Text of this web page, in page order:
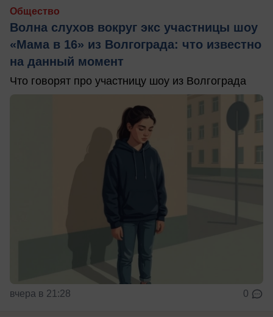
Общество
Волна слухов вокруг экс участницы шоу
«Мама в 16» из Волгограда: что известно
на данный момент
Что говорят про участницу шоу из Волгограда
вчера в 21:28 0